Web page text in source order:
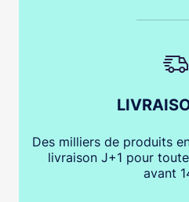
Des milliers de produits
livraison J+1 pour
avant